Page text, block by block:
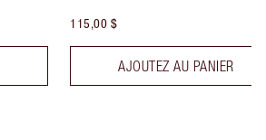
115,00 $
AJOUTEZ AU PANIER